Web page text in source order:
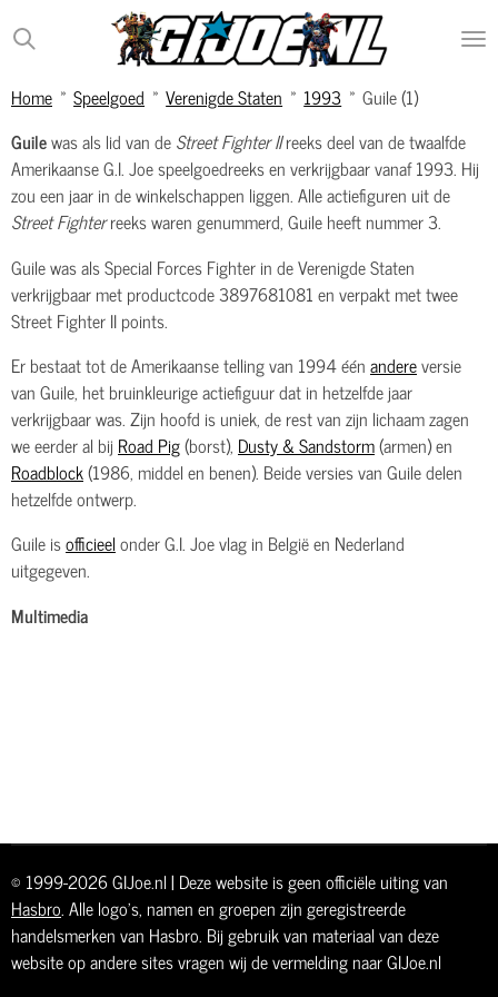
Ga
direct
de
Home » Speelgoed » Verenigde Staten » 1993 » Guile (1)
Guilewas als lid van deStreet Fighter IIreeks deel van de twaalfde
Amerikaanse G.I. Joe speelgoedreeks en verkrijgbaar vanaf 1993. Hij
zou een jaar in de winkelschappen liggen. Alle actiefiguren uit de
Street Fighterreeks waren genummerd, Guile heeft nummer 3.
Guile was als Special Forces Fighter in de Verenigde Staten
verkrijgbaar met productcode 3897681081 en verpakt met twee
Street Fighter II points.
Er bestaat tot de Amerikaanse telling van 1994 éénandereversie
van Guile, het bruinkleurige actiefiguur dat in hetzelfde jaar
verkrijgbaar was. Zijn hoofd is uniek, de rest van zijn lichaam zagen
we eerder al bij Road Pig(borst), Dusty & Sandstorm(armen) en
Roadblock(1986, middel en benen). Beide versies van Guile delen
hetzelfde ontwerp.
Guile isofficieelonder G.I. Joe vlag in België en Nederland
uitgegeven.
Multimedia
© 1999-2026 GIJoe.nl | Deze website is geen officiële uiting van
Hasbro. Alle logo's, namen en groepen zijn geregistreerde
handelsmerken van Hasbro. Bij gebruik van materiaal van deze
website op andere sites vragen wij de vermelding naar GIJoe.nl